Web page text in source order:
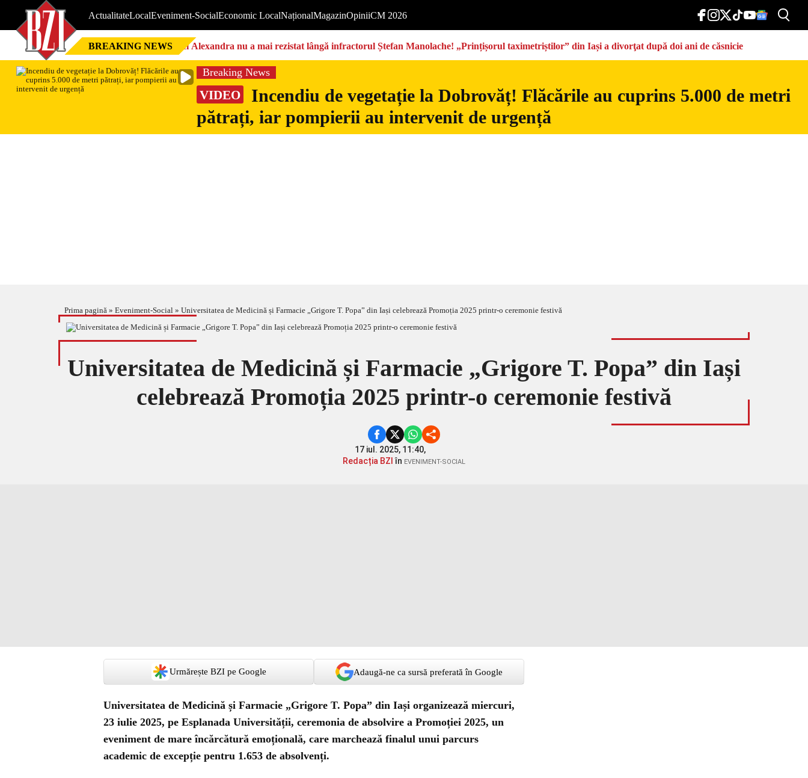
ActualitateLocalEveniment-SocialEconomic LocalNaționalMagazinOpiniiCM 2026
BREAKING NEWS Nici Alexandra nu a mai rezistat lângă infractorul Ștefan Manolache! „Prințișorul taximetriștilor” din Iași a divorţat după doi ani de căsnicie
Breaking News
VIDEO
Incendiu de vegetație la Dobrovăț! Flăcările au cuprins 5.000 de metri
pătrați, iar pompierii au intervenit de urgență
Prima pagină » Eveniment-Social » Universitatea de Medicină și Farmacie „Grigore T. Popa” din Iași celebrează Promoția 2025 printr-o ceremonie festivă
Universitatea de Medicină și Farmacie „Grigore T. Popa” din Iași
celebrează Promoția 2025 printr-o ceremonie festivă
17 iul. 2025, 11:40,
Redacția BZI în EVENIMENT-SOCIAL
Urmărește BZI pe Google Adaugă-ne ca sursă preferată în Google
Universitatea de Medicină și Farmacie „Grigore T. Popa” din Iași organizează miercuri,
23 iulie 2025, pe Esplanada Universității, ceremonia de absolvire a Promoției 2025, un
eveniment de mare încărcătură emoțională, care marchează finalul unui parcurs
academic de excepție pentru 1.653 de absolvenți.